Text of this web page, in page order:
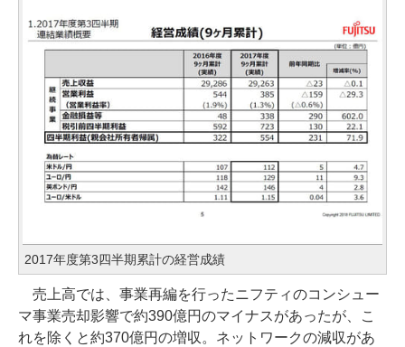
2017年度第3四半期累計の経営成績
売上高では、事業再編を行ったニフティのコンシュー
マ事業売却影響で約390億円のマイナスがあったが、こ
れを除くと約370億円の増収。ネットワークの減収があ